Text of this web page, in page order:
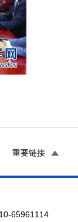
重要链接
65961114